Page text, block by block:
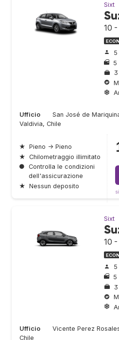
Sixt
10
5
5
3
Ufficio
San José de
Valdivia, Chile
★ Pieno → Pieno
★ Chilometraggio illimitato
● Controlla le condizioni
dell'assicurazione
★ Nessun deposito
Sixt
10
5
5
3
Ufficio
Vicente Perez
Chile